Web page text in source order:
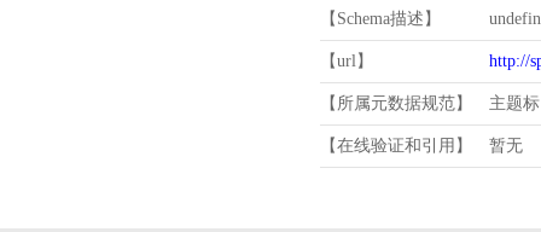
【Schema描述】
【url】 http://
【所属元数据规范】 主题
【在线验证和引用】 暂无